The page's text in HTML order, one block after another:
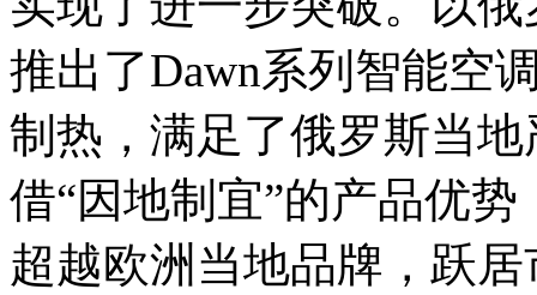
推出了Dawn系列智能空
制热，满足了俄罗斯当
借“因地制宜”的产品优
超越欧洲当地品牌，跃